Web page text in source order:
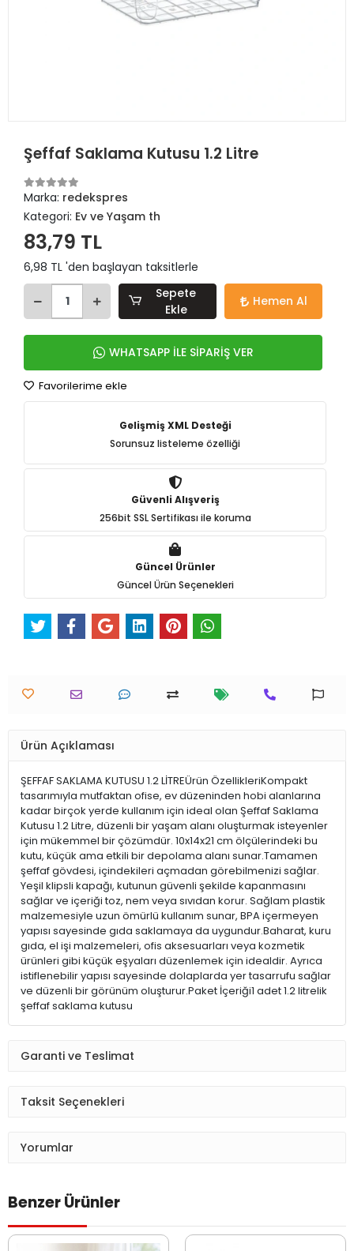
Şeffaf Saklama Kutusu 1.2 Litre
Marka: redekspres
Kategori: Ev ve Yaşam th
83,79 TL
6,98 TL 'den başlayan taksitlerle
Sepete
Ekle
Hemen Al
WHATSAPP İLE SİPARİŞ VER
Favorilerime ekle
Gelişmiş XML Desteği
Sorunsuz listeleme özelliği
Güvenli Alışveriş
256bit SSL Sertifikası ile koruma
Güncel Ürünler
Güncel Ürün Seçenekleri
Ürün Açıklaması
ŞEFFAF SAKLAMA KUTUSU 1.2 LİTREÜrün ÖzellikleriKompakt
tasarımıyla mutfaktan ofise, ev düzeninden hobi alanlarına
kadar birçok yerde kullanım için ideal olan Şeffaf Saklama
Kutusu 1.2 Litre, düzenli bir yaşam alanı oluşturmak isteyenler
için mükemmel bir çözümdür. 10x14x21 cm ölçülerindeki bu
kutu, küçük ama etkili bir depolama alanı sunar.Tamamen
şeffaf gövdesi, içindekileri açmadan görebilmenizi sağlar.
Yeşil klipsli kapağı, kutunun güvenli şekilde kapanmasını
sağlar ve içeriği toz, nem veya sıvıdan korur. Sağlam plastik
malzemesiyle uzun ömürlü kullanım sunar, BPA içermeyen
yapısı sayesinde gıda saklamaya da uygundur.Baharat, kuru
gıda, el işi malzemeleri, ofis aksesuarları veya kozmetik
ürünleri gibi küçük eşyaları düzenlemek için idealdir. Ayrıca
istiflenebilir yapısı sayesinde dolaplarda yer tasarrufu sağlar
ve düzenli bir görünüm oluşturur.Paket İçeriği1 adet 1.2 litrelik
şeffaf saklama kutusu
Garanti ve Teslimat
Taksit Seçenekleri
Yorumlar
Benzer Ürünler